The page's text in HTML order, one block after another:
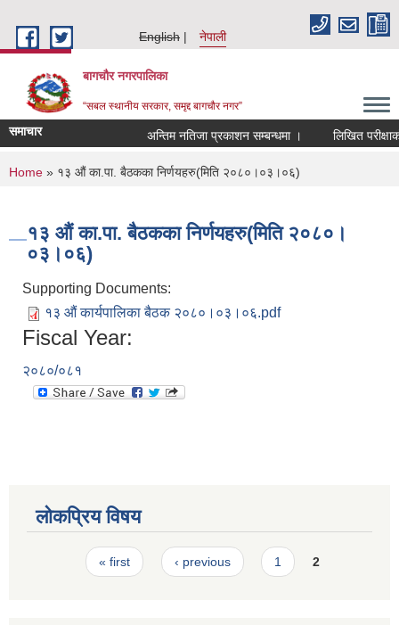
English
नेपाली
बागचौर नगरपालिका
“सबल स्थानीय सरकार, समृद्द बागचौर नगर”
समाचार अन्तिम नतिजा प्रकाशन सम्बन्धमा । लिखित
You are here
Home » १३ औं का.पा. बैठकका निर्णयहरु(मिति २०८०।०३।०६)
१३ औं का.पा. बैठकका निर्णयहरु(मिति २०८०।
०३।०६)
Supporting Documents:
१३ औं कार्यपालिका बैठक २०८०।०३।०६.pdf
Fiscal Year:
२०८०/०८१
लोकप्रिय विषय
Pages« first ‹ previous 1 2